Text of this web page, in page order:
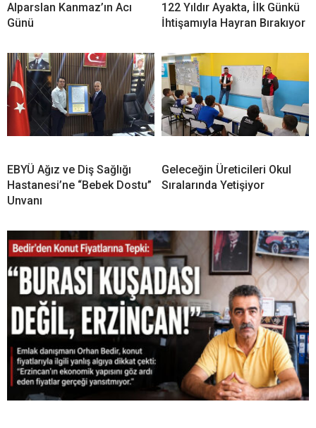
Alparslan Kanmaz’ın Acı
Günü
122 Yıldır Ayakta, İlk Günkü
İhtişamıyla Hayran Bırakıyor
EBYÜ Ağız ve Diş Sağlığı
Hastanesi’ne “Bebek Dostu”
Unvanı
Geleceğin Üreticileri Okul
Sıralarında Yetişiyor